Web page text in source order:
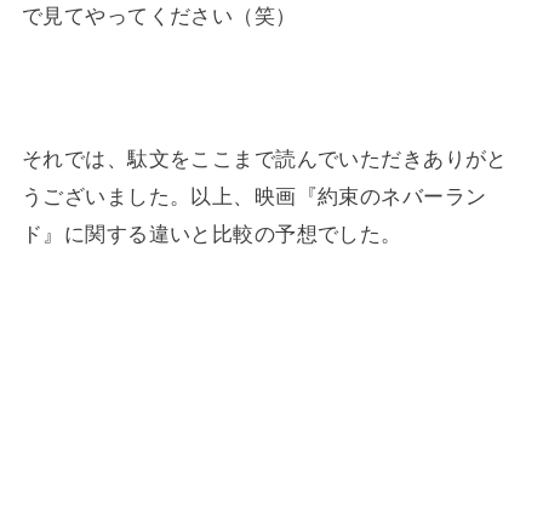
で見てやってください（笑）
それでは、駄文をここまで読んでいただきありがと
うございました。以上、映画『約束のネバーラン
ド』に関する違いと比較の予想でした。